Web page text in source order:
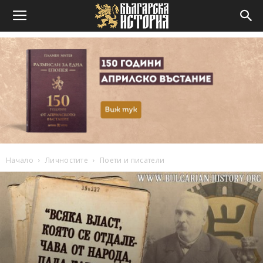
Начало Личностите Поети и писатели